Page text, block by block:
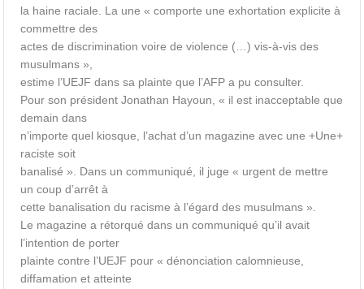
la haine raciale. La une « comporte une exhortation explicite à
commettre des
actes de discrimination voire de violence (…) vis-à-vis des
musulmans »,
estime l’UEJF dans sa plainte que l’AFP a pu consulter.
Pour son président Jonathan Hayoun, « il est inacceptable que
demain dans
n’importe quel kiosque, l’achat d’un magazine avec une +Une+
raciste soit
banalisé ». Dans un communiqué, il juge « urgent de mettre
un coup d’arrêt à
cette banalisation du racisme à l’égard des musulmans ».
Le magazine a rétorqué dans un communiqué qu’il avait
l’intention de porter
plainte contre l’UEJF pour « dénonciation calomnieuse,
diffamation et atteinte